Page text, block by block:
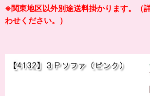
※関東地区以外別途送料掛かります。（
わせください。）